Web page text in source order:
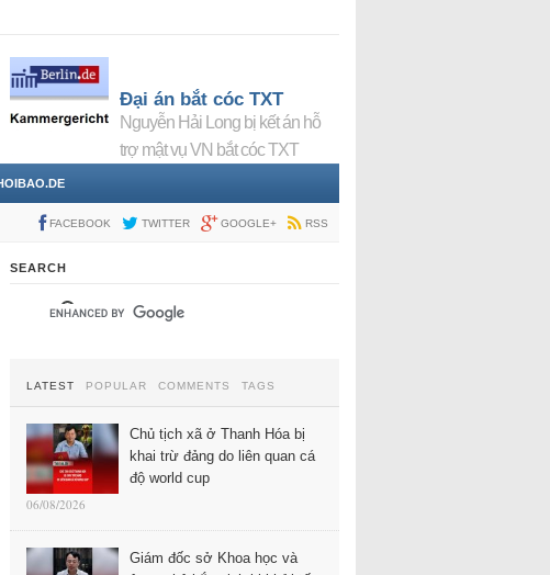
Đại án bắt cóc TXT
Nguyễn Hải Long bị kết án hỗ
trợ mật vụ VN bắt cóc TXT
FACEBOOK TWITTER GOOGLE+ RSS
SEARCH
LATEST POPULAR COMMENTS TAGS
Chủ tịch xã ở Thanh Hóa bị
khai trừ đảng do liên quan cá
độ world cup
06/08/2026
Giám đốc sở Khoa học và